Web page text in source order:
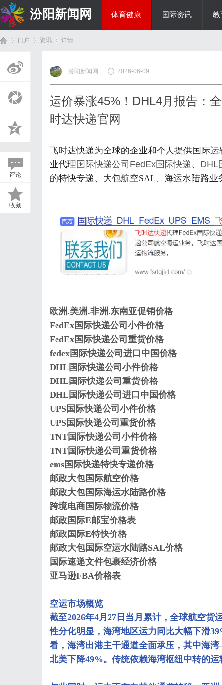
汾阳新闻网 体育健康 国际资讯 教
门户 资讯
›
详情
评论
收藏
汾阳新闻网 2026-06-09
运价暴涨45%！DHL4月报告：
时达快递官网
飞时达快递为全球的企业和个人提供国际
业代理 国际快递公司 FedEx国际快递 、 DHL
的特快专递、大包航空SAL、海运水陆路业
欧洲.美洲.非洲.东南亚促销价格
FedEx国际快递公司小件价格
FedEx国际快递公司重货价格
fedex国际快递公司进口中国价格
DHL国际快递公司小件价格
DHL国际快递公司重货价格
DHL国际快递公司进口中国价格
UPS国际快递公司小件价格
UPS国际快递公司重货价格
TNT国际快递公司小件价格
TNT国际快递公司重货价格
ems国际快递特快专递价格
邮政大包国际航空价格
邮政大包国际海运水陆路价格
跨境电商国际物流价格
邮政国际E邮宝价格表
邮政国际E特快价格
邮政大包国际空运水陆路SAL价格
国际速递文件包裹经济价格
亚马逊FBA价格表
空运市场概览
截至2026年4月27日当月累计，全球航空
性分化明显，海湾地区运力同比大幅下滑
看，海湾出港主干通道全面承压，其中海
北美下降49%。传统依赖海湾枢纽中转的